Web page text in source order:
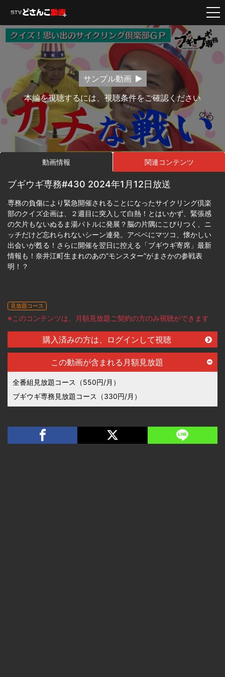
サンプル動画
本編を視聴するには、視聴条件をご確認ください
動画情報 関連コンテンツ
ブギウギ専務#430 2024年1月12日放送
専務の負傷により緊急開催されることになったサイクリング倶楽
部のクイズ企画は、２週目に突入して白熱！とはいかず、緊張感
の欠片もないぬるま湯バトルに発展？脳の片隅にこびりつく、ニ
ッチだけど忘れられないシーン連発。アベベにマツコ、懐かしい
出会いが甦る！さらに開催を翌日に控える「ブギウギ寄席」最新
情報も！奈井江町生まれのあの”モンスター”がまさかの参戦表
明！？
見放題コース
※このコンテンツは、月額見放題ご契約の方のみ視聴ができます
購入済みの方は、ログインして視聴
この動画が含まれる月額見放題
全番組見放題コース（550円/月）
ブギウギ専務見放題コース（330円/月）